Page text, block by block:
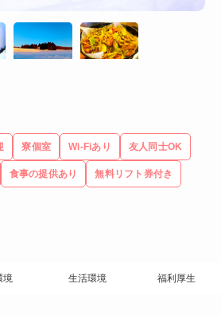
寮個室 Wi-Fiあり 友人同士OK
食事の提供あり 無料リフト券付き
境 生活環境 福利厚生